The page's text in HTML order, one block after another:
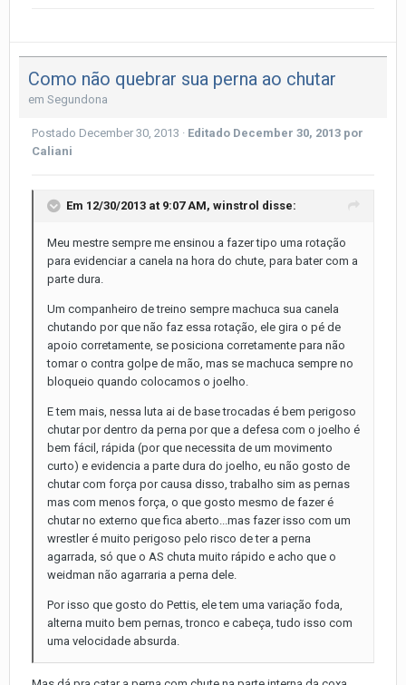
Como não quebrar sua perna ao chutar
em Segundona
Postado December 30, 2013 · Editado December 30, 2013 por
Caliani
Em 12/30/2013 at 9:07 AM, winstrol disse:
Meu mestre sempre me ensinou a fazer tipo uma rotação
para evidenciar a canela na hora do chute, para bater com a
parte dura.
Um companheiro de treino sempre machuca sua canela
chutando por que não faz essa rotação, ele gira o pé de
apoio corretamente, se posiciona corretamente para não
tomar o contra golpe de mão, mas se machuca sempre no
bloqueio quando colocamos o joelho.
E tem mais, nessa luta ai de base trocadas é bem perigoso
chutar por dentro da perna por que a defesa com o joelho é
bem fácil, rápida (por que necessita de um movimento
curto) e evidencia a parte dura do joelho, eu não gosto de
chutar com força por causa disso, trabalho sim as pernas
mas com menos força, o que gosto mesmo de fazer é
chutar no externo que fica aberto...mas fazer isso com um
wrestler é muito perigoso pelo risco de ter a perna
agarrada, só que o AS chuta muito rápido e acho que o
weidman não agarraria a perna dele.
Por isso que gosto do Pettis, ele tem uma variação foda,
alterna muito bem pernas, tronco e cabeça, tudo isso com
uma velocidade absurda.